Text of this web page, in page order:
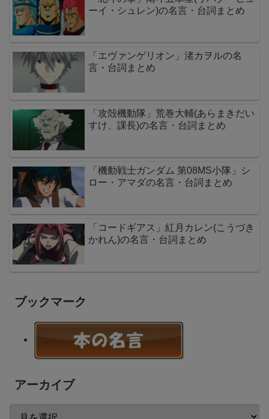
ーイ・シュレン)の名言・台詞まとめ
「エヴァンゲリオン」渚カヲルの名
言・台詞まとめ
「攻殻機動隊」荒巻大輔(あらまきだい
すけ、課長)の名言・台詞まとめ
「機動戦士ガンダム 第08MS小隊」シ
ロー・アマダの名言・台詞まとめ
「コードギアス」紅月カレン(こうづき
かれん)の名言・台詞まとめ
ブックマーク
アーカイブ